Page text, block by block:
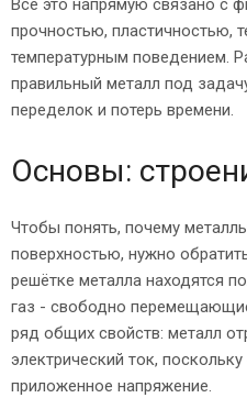
Всё это напрямую связано с
прочностью, пластичностью,
температурным поведением.
правильный металл под
переделок и потерь времени.
Основы:
Чтобы понять, почему
поверхностью, нужно
решётке металла находятся
газ - свободно
ряд общих свойств: металл
электрический ток,
приложенное напряжение.